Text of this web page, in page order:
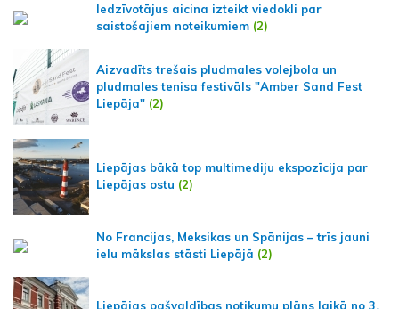
Iedzīvotājus aicina izteikt viedokli par
saistošajiem noteikumiem (2)
Aizvadīts trešais pludmales volejbola un
pludmales tenisa festivāls "Amber Sand Fest
Liepāja" (2)
Liepājas bākā top multimediju ekspozīcija par
Liepājas ostu (2)
No Francijas, Meksikas un Spānijas – trīs jauni
ielu mākslas stāsti Liepājā (2)
Liepājas pašvaldības notikumu plāns laikā no 3.